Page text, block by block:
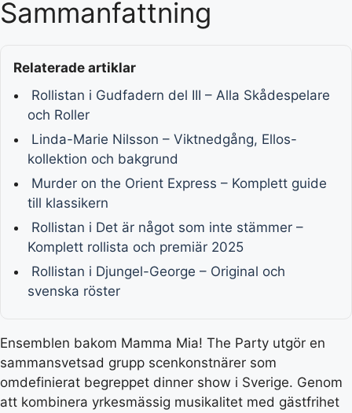
Sammanfattning
Relaterade artiklar
Rollistan i Gudfadern del III – Alla Skådespelare
och Roller
Linda-Marie Nilsson – Viktnedgång, Ellos-
kollektion och bakgrund
Murder on the Orient Express – Komplett guide
till klassikern
Rollistan i Det är något som inte stämmer –
Komplett rollista och premiär 2025
Rollistan i Djungel-George – Original och
svenska röster
Ensemblen bakom Mamma Mia! The Party utgör en
sammansvetsad grupp scenkonstnärer som
omdefinierat begreppet dinner show i Sverige. Genom
att kombinera yrkesmässig musikalitet med gästfrihet